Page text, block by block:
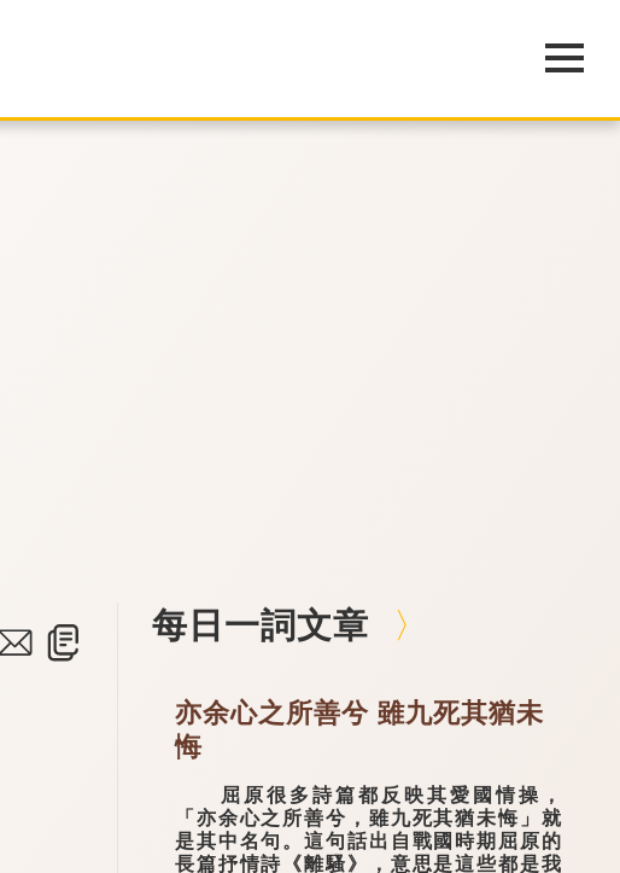
每日一詞文章
亦余心之所善兮 雖九死其猶未
悔
屈原很多詩篇都反映其愛國情操，
「亦余心之所善兮，雖九死其猶未悔」就
是其中名句。這句話出自戰國時期屈原的
長篇抒情詩《離騷》，意思是這些都是我